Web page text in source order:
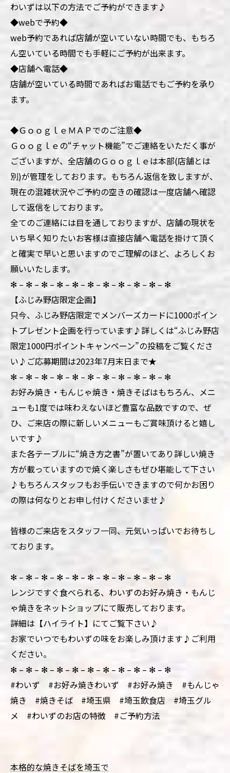
わいずは以下の方法でご予約ができます♪
◆webで予約◆
web予約であれば店舗が空いていない時間でも、もちろ
ん空いている時間でも手軽にご予約が出来ます。
◆店舗へ電話◆
店舗が空いている時間であればお電話でもご予約を承り
ます。
◆ＧｏｏｇｌｅＭＡＰでのご注意◆
Ｇｏｏｇｌｅの“チャット機能”でご連絡をいただく事が
ございますが、全店舗のＧｏｏｇｌｅは本部(店舗とは
別)が管理をしております。もちろん返信を致しますが、
現在の混雑状況やご予約の空きの確認は一度店舗へ確認
して返信をしております。
全てのご連絡には目を通しておりますが、店舗の現状を
いち早く知りたいお客様は直接店舗へ電話を掛けて頂く
と確実で早いと思いますのでご理解のほど、よろしくお
願いいたします。
✻ – ✻ – ✻ – ✻ – ✻ – ✻ – ✻ – ✻ – ✻ – ✻ – ✻
【ふじみ野店限定企画】
只今、ふじみ野店限定でメンバーズカードに1000ポイン
トプレゼント企画を行っています♪詳しくは“ふじみ野店
限定1000円ポイントキャンペーン”の投稿をご覧くださ
い♪ご応募期間は2023年7月末日まで★
✻ – ✻ – ✻ – ✻ – ✻ – ✻ – ✻ – ✻ – ✻ – ✻ – ✻
お好み焼き・もんじゃ焼き・焼きそばはもちろん、メニ
ューも1度では味わえないほど豊富な品数ですので、ぜ
ひ、ご来店の際に新しいメニューもご賞味頂けると嬉し
いです♪
また各テーブルに“焼き方之書”が置いてあり詳しい焼き
方が載っていますので焼く楽しさもぜひ堪能して下さい
♪もちろんスタッフもお手伝いできますので何かお困り
の際は何なりとお申し付けくださいませ♪
皆様のご来店をスタッフ一同、元気いっぱいでお待ちし
ております。
✻ – ✻ – ✻ – ✻ – ✻ – ✻ – ✻ – ✻ – ✻ – ✻ – ✻
レンジですぐ食べられる、わいずのお好み焼き・もんじ
ゃ焼きをネットショップにて販売しております。
詳細は【ハイライト】にてご覧下さい♪
お家でいつでもわいずの味をお楽しみ頂けます♪ご利用
ください。
✻ – ✻ – ✻ – ✻ – ✻ – ✻ – ✻ – ✻ – ✻ – ✻ – ✻
#わいず #お好み焼きわいず #お好み焼き #もんじゃ
焼き #焼きそば #埼玉県 #埼玉飲食店 #埼玉グル
メ #わいずのお店の特徴 #ご予約方法
本格的な焼きそばを埼玉で